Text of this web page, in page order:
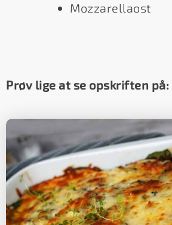
Mozzarellaost
Prøv lige at se opskriften på: